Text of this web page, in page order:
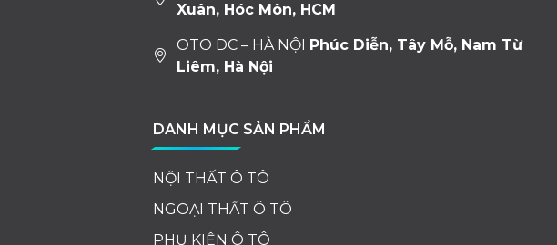
Xuân, Hóc Môn, HCM
OTO DC – HÀ NỘI
Phúc Diễn, Tây Mỗ, Nam Từ
Liêm, Hà Nội
DANH MỤC SẢN PHẨM
NỘI THẤT Ô TÔ
NGOẠI THẤT Ô TÔ
PHỤ KIỆN Ô TÔ